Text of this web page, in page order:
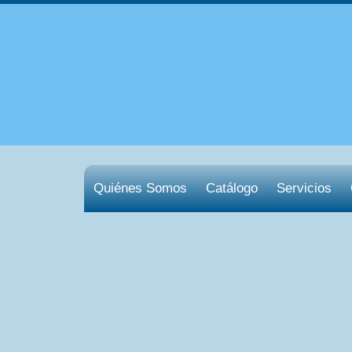
Quiénes Somos Catálogo Servicios